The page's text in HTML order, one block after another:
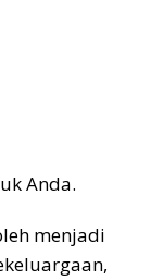
Anda.
menjadi